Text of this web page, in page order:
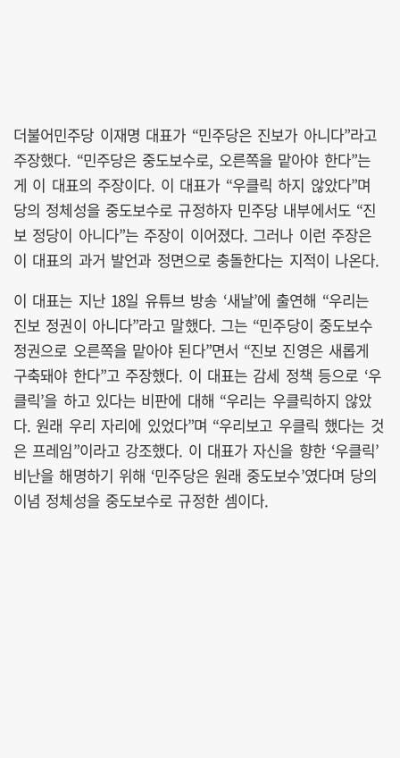
더불어민주당 이재명 대표가 “민주당은 진보가 아니다”라고
주장했다. “민주당은 중도보수로, 오른쪽을 맡아야 한다”는
게 이 대표의 주장이다. 이 대표가 “우클릭 하지 않았다”며
당의 정체성을 중도보수로 규정하자 민주당 내부에서도 “진
보 정당이 아니다”는 주장이 이어졌다. 그러나 이런 주장은
이 대표의 과거 발언과 정면으로 충돌한다는 지적이 나온다.
이 대표는 지난 18일 유튜브 방송 ‘새날’에 출연해 “우리는
진보 정권이 아니다”라고 말했다. 그는 “민주당이 중도보수
정권으로 오른쪽을 맡아야 된다”면서 “진보 진영은 새롭게
구축돼야 한다”고 주장했다. 이 대표는 감세 정책 등으로 ‘우
클릭’을 하고 있다는 비판에 대해 “우리는 우클릭하지 않았
다. 원래 우리 자리에 있었다”며 “우리보고 우클릭 했다는 것
은 프레임”이라고 강조했다. 이 대표가 자신을 향한 ‘우클릭’
비난을 해명하기 위해 ‘민주당은 원래 중도보수’였다며 당의
이념 정체성을 중도보수로 규정한 셈이다.